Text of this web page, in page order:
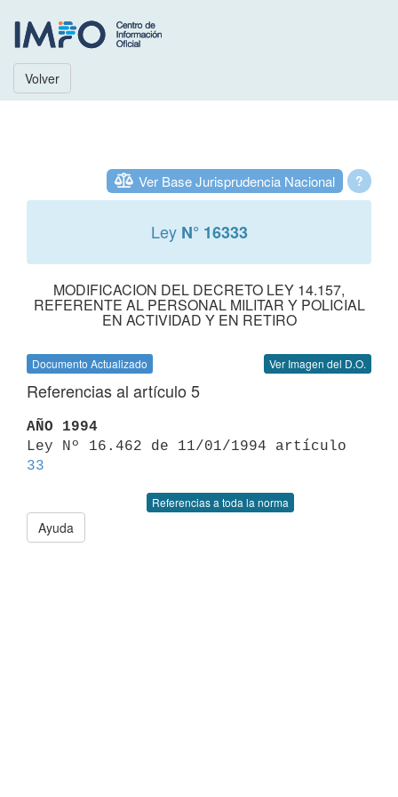
Volver
?
Ver Base Jurisprudencia Nacional
Ley N° 16333
MODIFICACION DEL DECRETO LEY 14.157,
REFERENTE AL PERSONAL MILITAR Y POLICIAL
EN ACTIVIDAD Y EN RETIRO
Documento Actualizado Ver Imagen del D.O.
Referencias al artículo 5
AÑO 1994
33
Referencias a toda la norma
Ayuda